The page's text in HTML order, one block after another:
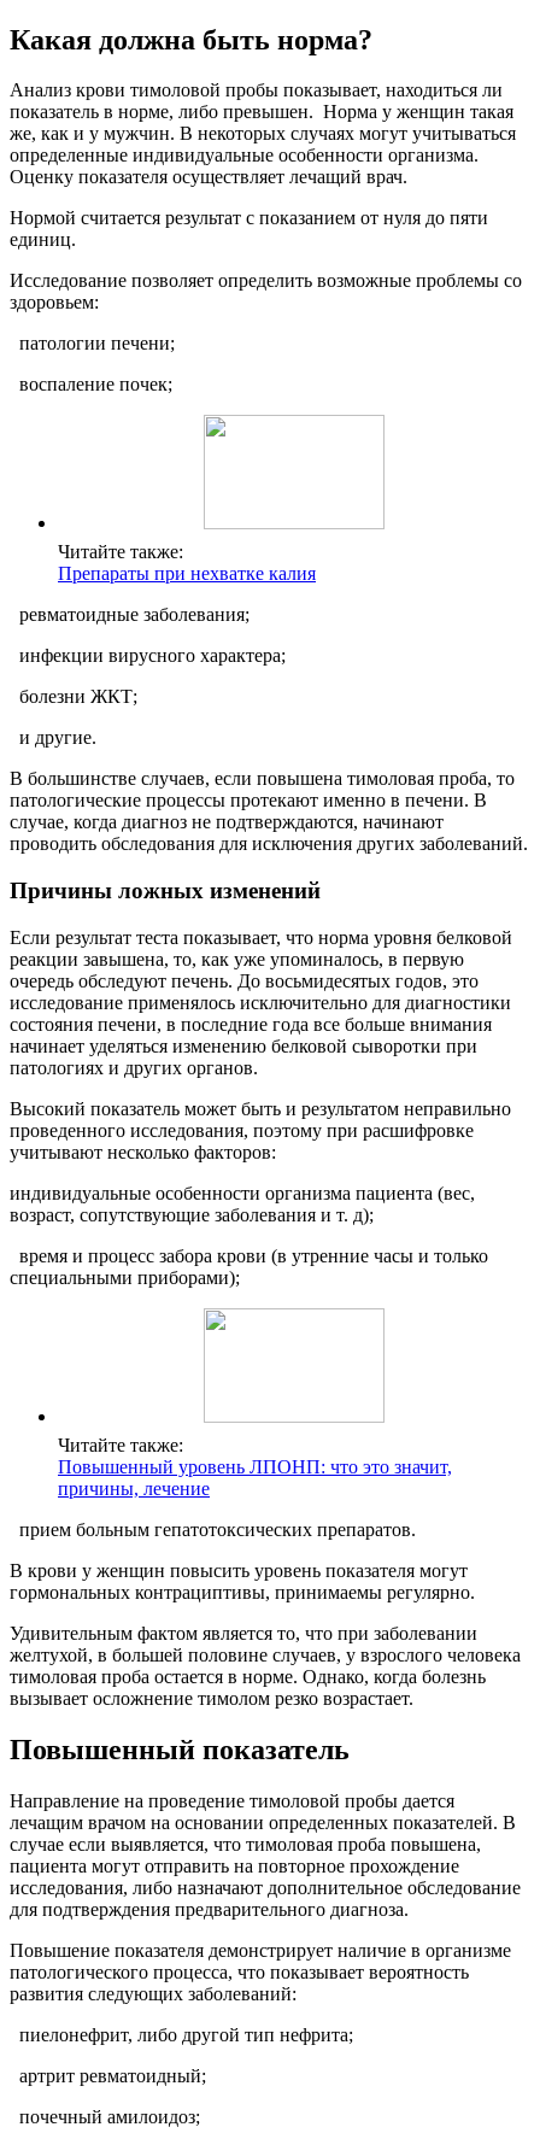
Какая должна быть норма?
Анализ крови тимоловой пробы показывает, находиться ли
показатель в норме, либо превышен. Норма у женщин такая
же, как и у мужчин. В некоторых случаях могут учитываться
определенные индивидуальные особенности организма.
Оценку показателя осуществляет лечащий врач.
Нормой считается результат с показанием от нуля до пяти
единиц.
Исследование позволяет определить возможные проблемы со
здоровьем:
патологии печени;
воспаление почек;
Читайте также:
Препараты при нехватке калия
ревматоидные заболевания;
инфекции вирусного характера;
болезни ЖКТ;
и другие.
В большинстве случаев, если повышена тимоловая проба, то
патологические процессы протекают именно в печени. В
случае, когда диагноз не подтверждаются, начинают
проводить обследования для исключения других заболеваний.
Причины ложных изменений
Если результат теста показывает, что норма уровня белковой
реакции завышена, то, как уже упоминалось, в первую
очередь обследуют печень. До восьмидесятых годов, это
исследование применялось исключительно для диагностики
состояния печени, в последние года все больше внимания
начинает уделяться изменению белковой сыворотки при
патологиях и других органов.
Высокий показатель может быть и результатом неправильно
проведенного исследования, поэтому при расшифровке
учитывают несколько факторов:
индивидуальные особенности организма пациента (вес,
возраст, сопутствующие заболевания и т. д);
время и процесс забора крови (в утренние часы и только
специальными приборами);
Читайте также:
Повышенный уровень ЛПОНП: что это значит,
причины, лечение
прием больным гепатотоксических препаратов.
В крови у женщин повысить уровень показателя могут
гормональных контрациптивы, принимаемы регулярно.
Удивительным фактом является то, что при заболевании
желтухой, в большей половине случаев, у взрослого человека
тимоловая проба остается в норме. Однако, когда болезнь
вызывает осложнение тимолом резко возрастает.
Повышенный показатель
Направление на проведение тимоловой пробы дается
лечащим врачом на основании определенных показателей. В
случае если выявляется, что тимоловая проба повышена,
пациента могут отправить на повторное прохождение
исследования, либо назначают дополнительное обследование
для подтверждения предварительного диагноза.
Повышение показателя демонстрирует наличие в организме
патологического процесса, что показывает вероятность
развития следующих заболеваний:
пиелонефрит, либо другой тип нефрита;
артрит ревматоидный;
почечный амилоидоз;